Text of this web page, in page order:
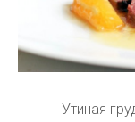
Утиная